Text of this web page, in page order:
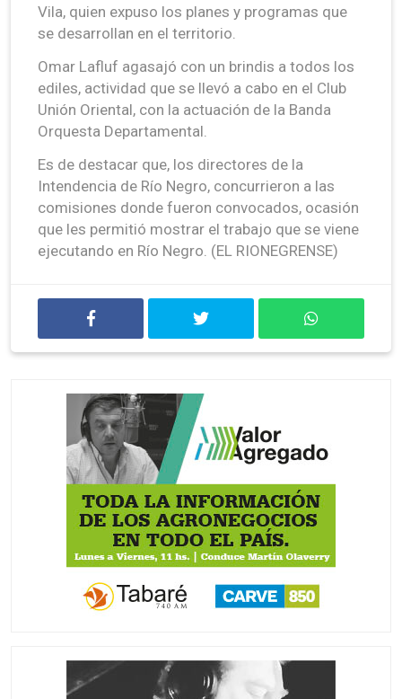
Vila, quien expuso los planes y programas que
se desarrollan en el territorio.
Omar Lafluf agasajó con un brindis a todos los
ediles, actividad que se llevó a cabo en el Club
Unión Oriental, con la actuación de la Banda
Orquesta Departamental.
Es de destacar que, los directores de la
Intendencia de Río Negro, concurrieron a las
comisiones donde fueron convocados, ocasión
que les permitió mostrar el trabajo que se viene
ejecutando en Río Negro. (EL RIONEGRENSE)